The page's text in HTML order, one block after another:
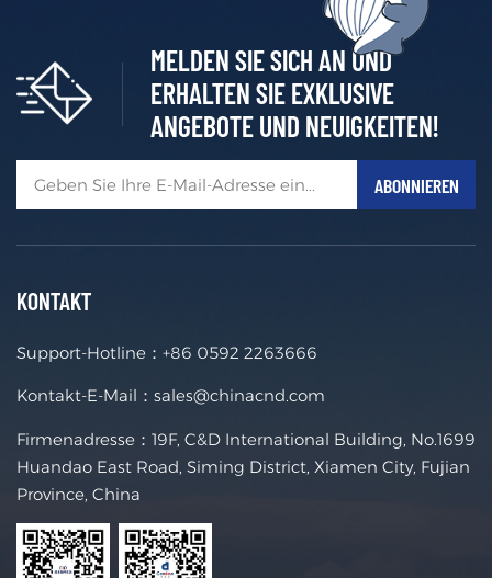
C&D NEUE ENERGIEN bietet vielfältige Optionen für
die Energiespeicherung mit Lithiumbatterien im Woh
mit C&D-Batterien.Schließen Sie einfach Ihre bestehe
nde Photovoltaikanlage an oder installieren Sie eine n
eue mit einem Hybrid-Wechselrichter, um sofort ener
MEHR +
MELDEN SIE SICH AN UND
ERHALTEN SIE EXKLUSIVE
ANGEBOTE UND NEUIGKEITEN!
KONTAKT
Support-Hotline： +86 0592 2263666
Kontakt-E-Mail： sales@chinacnd.com
Firmenadresse：19F, C&D International Building, No.1699
Huandao East Road, Siming District, Xiamen City, Fujian
Province, China